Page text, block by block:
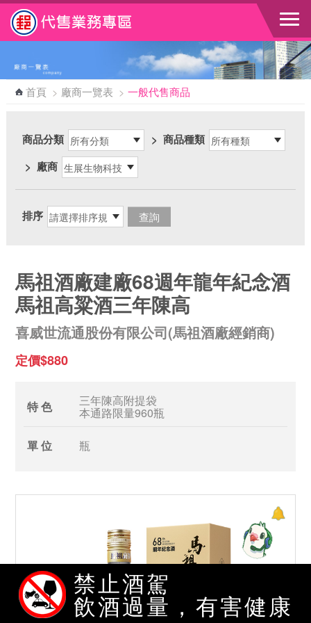
跳到主要內容區塊
首頁 > 廠商一覽表 > 一般代售商品
商品分類 > 商品種類
> 廠商
排序
馬祖酒廠建廠68週年龍年紀念酒
馬祖高粱酒三年陳高
喜威世流通股份有限公司(馬祖酒廠經銷商)
定價$880
特 色 三年陳高附提袋
本通路限量960瓶
單 位 瓶
禁止酒駕
飲酒過量，有害健康